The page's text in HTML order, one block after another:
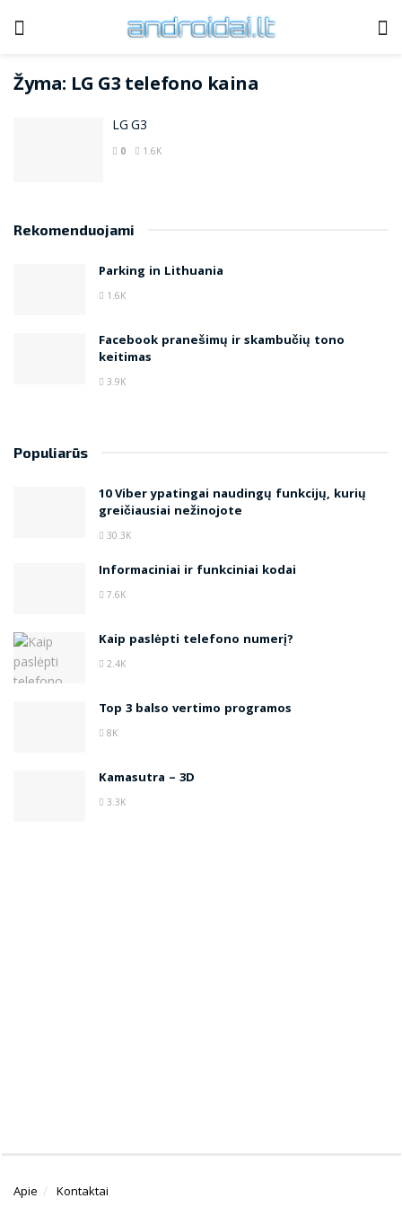
Žyma: LG G3 telefono kaina
LG G3
0 1.6K
Rekomenduojami
Parking in Lithuania
1.6K
Facebook pranešimų ir skambučių tono
keitimas
3.9K
Populiarūs
10 Viber ypatingai naudingų funkcijų, kurių
greičiausiai nežinojote
30.3K
Informaciniai ir funkciniai kodai
7.6K
Kaip paslėpti telefono numerį?
2.4K
Top 3 balso vertimo programos
8K
Kamasutra – 3D
3.3K
Apie Kontaktai